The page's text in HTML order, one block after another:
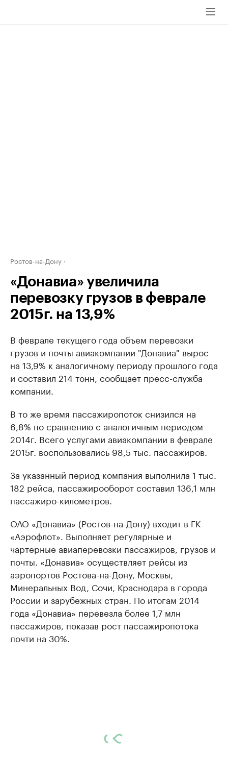
Ростов-на-Дону
«Донавиа» увеличила
перевозку грузов в феврале
2015г. на 13,9%
В феврале текущего года объем перевозки
грузов и почты авиакомпании "Донавиа" вырос
на 13,9% к аналогичному периоду прошлого года
и составил 214 тонн, сообщает пресс-служба
компании.
В то же время пассажиропоток снизился на
6,8% по сравнению с аналогичным периодом
2014г. Всего услугами авиакомпании в феврале
2015г. воспользовались 98,5 тыс. пассажиров.
За указанный период компания выполнила 1 тыс.
182 рейса, пассажирооборот составил 136,1 млн
пассажиро-километров.
ОАО «Донавиа» (Ростов-на-Дону) входит в ГК
«Аэрофлот». Выполняет регулярные и
чартерные авиаперевозки пассажиров, грузов и
почты. «Донавиа» осуществляет рейсы из
аэропортов Ростова-на-Дону, Москвы,
Минеральных Вод, Сочи, Краснодара в города
России и зарубежных стран. По итогам 2014
года «Донавиа» перевезла более 1,7 млн
пассажиров, показав рост пассажиропотока
почти на 30%.